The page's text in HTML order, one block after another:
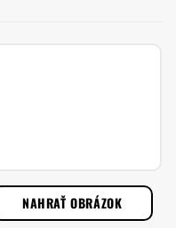
NAHRAŤ OBRÁZOK